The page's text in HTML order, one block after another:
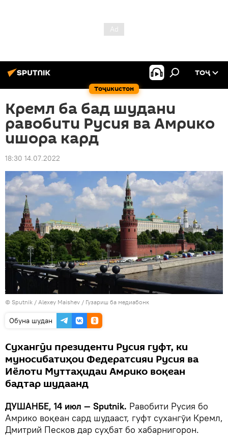
Тоҷикистон
ТОҶ
Кремл ба бад шудани
равобити Русия ва Амрико
ишора кард
18:30 14.07.2022
© Sputnik / Alexey Maishev / Гузариш ба медиабонк
Обуна шудан
Сухангӯи президенти Русия гуфт, ки
муносибатиҳои Федератсияи Русия ва
Иёлоти Муттаҳидаи Амрико воқеан
бадтар шудаанд
ДУШАНБЕ, 14 июл — Sputnik. Равобити Русия бо
Амрико воқеан сард шудааст, гуфт сухангӯи Кремл,
Дмитрий Песков дар суҳбат бо хабарнигорон.